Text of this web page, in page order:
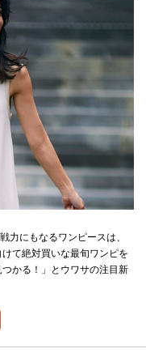
力にもなるワンピースは、
て絶対買いな最旬ワンピを
かる！」とウワサの注目新